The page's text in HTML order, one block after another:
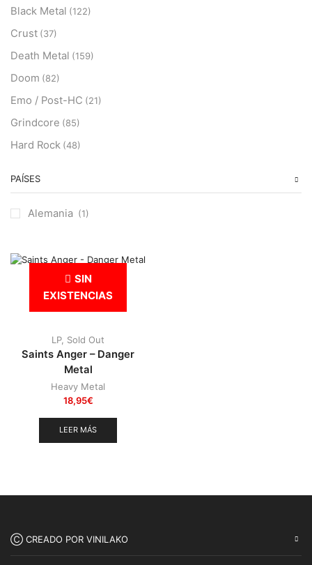
Black Metal (122)
Crust (37)
Death Metal (159)
Doom (82)
Emo / Post-HC (21)
Grindcore (85)
Hard Rock (48)
Heavy Metal(91)
Otros (38)
Punk (146)
(22)
PAÍSES
Alemania (1)
SIN
EXISTENCIAS
LP, Sold Out
Saints Anger – Danger
Metal
Heavy Metal
18,95€
LEER MÁS
Ⓒ CREADO POR VINILAKO